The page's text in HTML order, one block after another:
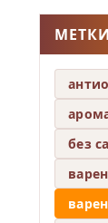
МЕТКИ
без